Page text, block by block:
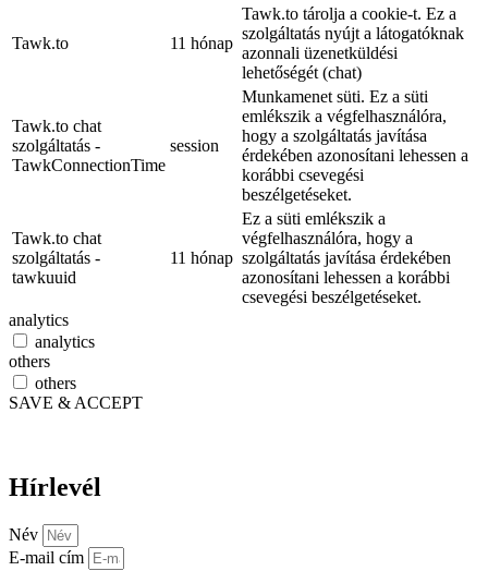
Tawk.to 11 hónap
Tawk.to tárolja a cookie-t. Ez a
szolgáltatás nyújt a látogatóknak
azonnali üzenetküldési
lehetőségét (chat)
Tawk.to chat
szolgáltatás -
TawkConnectionTime
session
Munkamenet süti. Ez a süti
emlékszik a végfelhasználóra,
hogy a szolgáltatás javítása
érdekében azonosítani lehessen a
korábbi csevegési
beszélgetéseket.
Tawk.to chat
szolgáltatás -
tawkuuid
11 hónap
Ez a süti emlékszik a
végfelhasználóra, hogy a
szolgáltatás javítása érdekében
azonosítani lehessen a korábbi
csevegési beszélgetéseket.
analytics
analytics
others
others
SAVE & ACCEPT
Hírlevél
Név
E-mail cím